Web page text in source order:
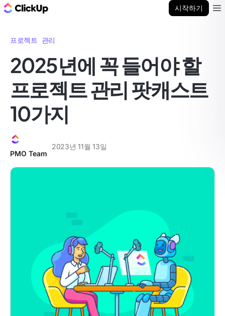
시작하기
프로젝트 관리
2025년에 꼭 들어야 할
프로젝트 관리 팟캐스트
10가지
PMO Team
2023년 11월 13일